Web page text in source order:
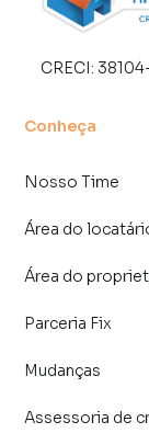
produzir
tendo como
central de
CRECI:
Conheça
Nosso Time
Área do
Área do
Parceria Fix
Mudanças
Assessoria de